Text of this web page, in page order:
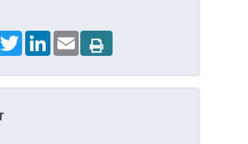
TwitterLinkedIn
Email